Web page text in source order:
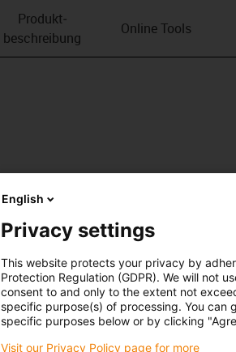
Produkt­
beschreibung
Online Tools
English
Privacy settings
This website protects your privacy by
Protection Regulation (GDPR). We will not
consent to and only to the extent not
specific purpose(s) of processing. You can
specific purposes below or by clicking
Visit our Privacy Policy page for more